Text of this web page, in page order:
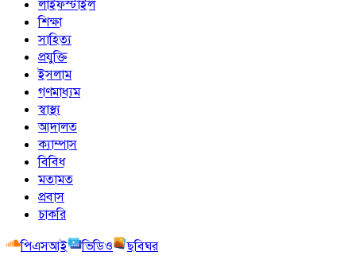
লাইফস্টাইল
শিক্ষা
সাহিত্য
প্রযুক্তি
ইসলাম
গণমাধ্যম
স্বাস্থ্য
আদালত
ক্যাম্পাস
বিবিধ
মতামত
প্রবাস
চাকরি
পিএসআই
ভিডিও
ছবিঘর